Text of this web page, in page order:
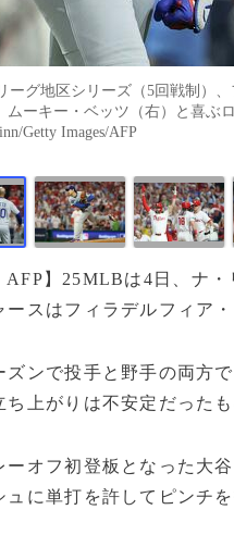
ーグ地区シリーズ（5回戦制）
ムーキー・ベッツ（右）と喜ぶ
Getty Images/AFP
AFP】25MLBは4日、ナ
ースはフィラデルフィア
ズンで投手と野手の両方
ち上がりは不安定だった
ーオフ初登板となった大
ュに単打を許してピンチ